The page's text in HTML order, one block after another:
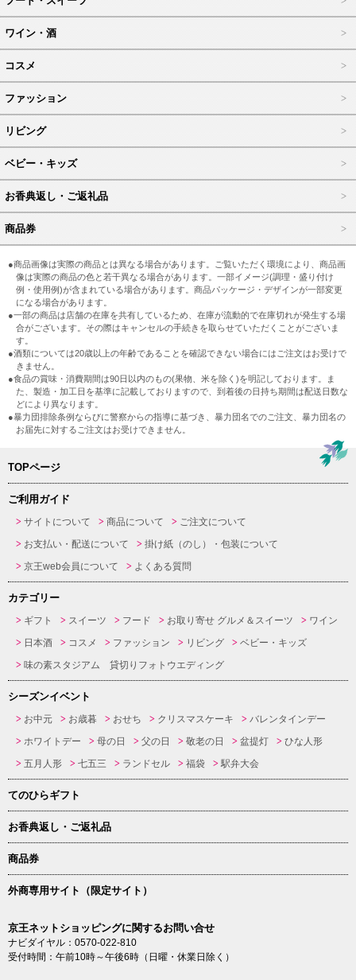
ワイン・酒
コスメ
ファッション
リビング
ベビー・キッズ
お香典返し・ご返礼品
商品券
●商品画像は実際の商品とは異なる場合があります。ご覧いただく環境により、商品画
像は実際の商品の色と若干異なる場合があります。一部イメージ(調理・盛り付け
例・使用例)が含まれている場合があります。商品パッケージ・デザインが一部変更
になる場合があります。
●一部の商品は店舗の在庫を共有しているため、在庫が流動的で在庫切れが発生する場
合がございます。その際はキャンセルの手続きを取らせていただくことがございま
す。
●酒類については20歳以上の年齢であることを確認できない場合にはご注文はお受けで
きません。
●食品の賞味・消費期間は90日以内のもの(果物、米を除く)を明記しております。ま
た、製造・加工日を基準に記載しておりますので、到着後の日持ち期間は配送日数な
どにより異なります。
●暴力団排除条例ならびに警察からの指導に基づき、暴力団名でのご注文、暴力団名の
お届先に対するご注文はお受けできません。
TOPページ
ご利用ガイド
サイトについて 商品について
ご注文について
お支払い・配送について
掛け紙（のし）・包装について
京王web会員について
よくある質問
カテゴリー
ギフト スイーツ フード お取り寄せ グルメ＆スイーツ
ワイン
日本酒
コスメ ファッション リビング
ベビー・キッズ
味の素スタジアム 貸切りフォトウエディング
シーズンイベント
お中元 お歳暮 おせち クリスマスケーキ
バレンタインデー
ホワイトデー
母の日 父の日 敬老の日 盆提灯
ひな人形
五月人形
七五三 ランドセル 福袋 駅弁大会
てのひらギフト
お香典返し・ご返礼品
商品券
外商専用サイト（限定サイト）
京王ネットショッピングに関するお問い合せ
ナビダイヤル：0570-022-810
受付時間：午前10時～午後6時（日曜・休業日除く）